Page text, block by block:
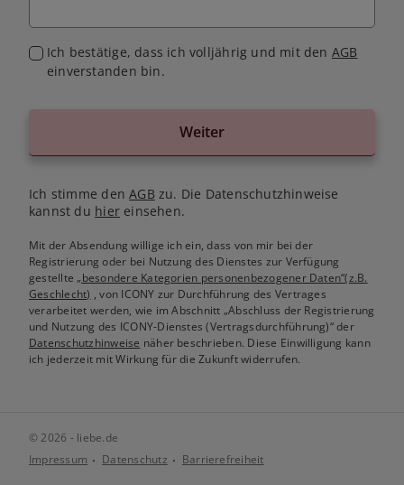
Ich bestätige, dass ich volljährig und mit den AGB
einverstanden bin.
Weiter
Ich stimme denAGB zu. Die Datenschutzhinweise
kannst du hiereinsehen.
Mit der Absendung willige ich ein, dass von mir bei der
Registrierung oder bei Nutzung des Dienstes zur Verfügung
gestellte„besondere Kategorien personenbezogener Daten“(z.B.
Geschlecht) , von ICONY zur Durchführung des Vertrages
verarbeitet werden, wie im Abschnitt „Abschluss der Registrierung
und Nutzung des ICONY-Dienstes (Vertragsdurchführung)“ der
Datenschutzhinweise näher beschrieben. Diese Einwilligung kann
ich jederzeit mit Wirkung für die Zukunft widerrufen.
© 2026 - liebe.de
Impressum
Datenschutz Barrierefreiheit